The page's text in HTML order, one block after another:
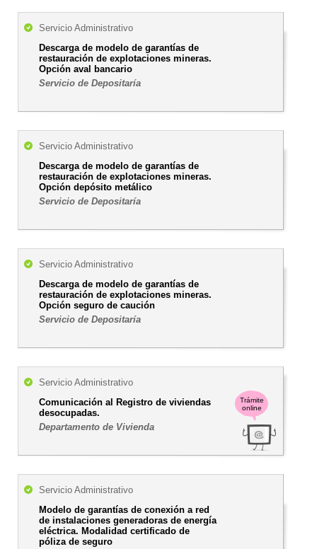
Servicio Administrativo
Descarga de modelo de garantías de
restauración de explotaciones mineras.
Opción aval bancario
Servicio de Depositaría
Servicio Administrativo
Descarga de modelo de garantías de
restauración de explotaciones mineras.
Opción depósito metálico
Servicio de Depositaría
Servicio Administrativo
Descarga de modelo de garantías de
restauración de explotaciones mineras.
Opción seguro de caución
Servicio de Depositaría
Trámite
online
Servicio Administrativo
Comunicación al Registro de viviendas
desocupadas.
Departamento de Vivienda
Servicio Administrativo
Modelo de garantías de conexión a red
de instalaciones generadoras de energía
eléctrica. Modalidad certificado de
póliza de seguro